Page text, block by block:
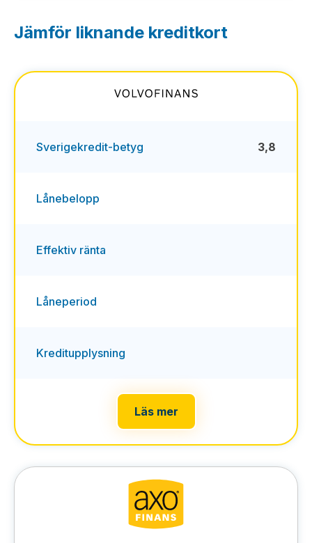
Jämför liknande kreditkort
Sverigekredit-betyg 3,8
Lånebelopp
Effektiv ränta
Låneperiod
Kreditupplysning
Läs mer